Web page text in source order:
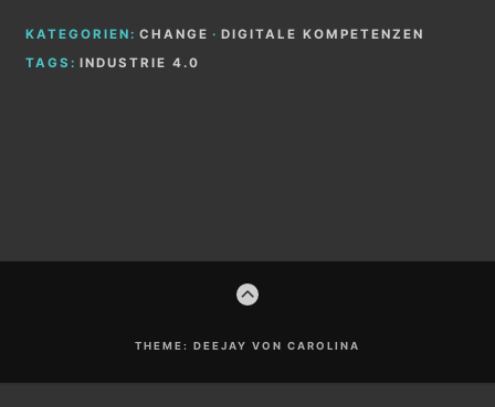
KATEGORIEN: CHANGE · DIGITALE KOMPETENZEN
TAGS: INDUSTRIE 4.0
ZUM
THEME: DEEJAY VON CAROLINA